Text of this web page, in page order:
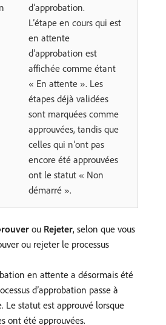
d’approbation.
L’étape en cours qui est
en attente
d’approbation est
affichée comme étant
« En attente ». Les
étapes déjà validées
sont marquées comme
approuvées, tandis que
celles qui n’ont pas
encore été approuvées
ont le statut « Non
démarré ».
ou Rejeter, selon que vous
ou rejeter le processus
en attente a désormais été
d’approbation passe à
Le statut est approuvé lorsque
ont été approuvées.